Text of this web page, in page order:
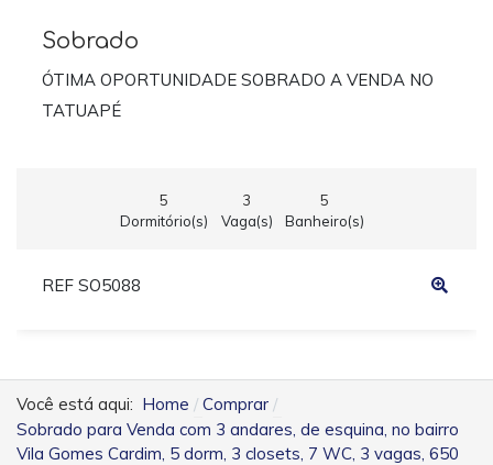
Sobrado
ÓTIMA OPORTUNIDADE SOBRADO A VENDA NO
TATUAPÉ
5
Dormitório(s)
3
Vaga(s)
5
Banheiro(s)
REF SO5088
Você está aqui: Home
Comprar
Sobrado para Venda com 3 andares, de esquina, no bairro
Vila Gomes Cardim, 5 dorm, 3 closets, 7 WC, 3 vagas, 650